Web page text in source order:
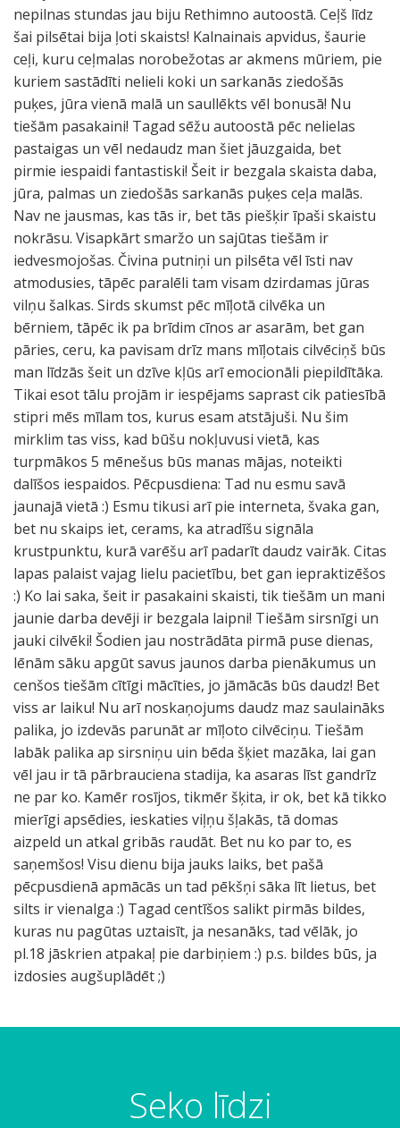
nepilnas stundas jau biju Rethimno autoostā. Ceļš līdz
šai pilsētai bija ļoti skaists! Kalnainais apvidus, šaurie
ceļi, kuru ceļmalas norobežotas ar akmens mūriem, pie
kuriem sastādīti nelieli koki un sarkanās ziedošās
puķes, jūra vienā malā un saullēkts vēl bonusā! Nu
tiešām pasakaini! Tagad sēžu autoostā pēc nelielas
pastaigas un vēl nedaudz man šiet jāuzgaida, bet
pirmie iespaidi fantastiski! Šeit ir bezgala skaista daba,
jūra, palmas un ziedošās sarkanās puķes ceļa malās.
Nav ne jausmas, kas tās ir, bet tās piešķir īpaši skaistu
nokrāsu. Visapkārt smaržo un sajūtas tiešām ir
iedvesmojošas. Čivina putniņi un pilsēta vēl īsti nav
atmodusies, tāpēc paralēli tam visam dzirdamas jūras
vilņu šalkas. Sirds skumst pēc mīļotā cilvēka un
bērniem, tāpēc ik pa brīdim cīnos ar asarām, bet gan
pāries, ceru, ka pavisam drīz mans mīļotais cilvēciņš būs
man līdzās šeit un dzīve kļūs arī emocionāli piepildītāka.
Tikai esot tālu projām ir iespējams saprast cik patiesībā
stipri mēs mīlam tos, kurus esam atstājuši. Nu šim
mirklim tas viss, kad būšu nokļuvusi vietā, kas
turpmākos 5 mēnešus būs manas mājas, noteikti
dalīšos iespaidos. Pēcpusdiena: Tad nu esmu savā
jaunajā vietā :) Esmu tikusi arī pie interneta, švaka gan,
bet nu skaips iet, cerams, ka atradīšu signāla
krustpunktu, kurā varēšu arī padarīt daudz vairāk. Citas
lapas palaist vajag lielu pacietību, bet gan iepraktizēšos
:) Ko lai saka, šeit ir pasakaini skaisti, tik tiešām un mani
jaunie darba devēji ir bezgala laipni! Tiešām sirsnīgi un
jauki cilvēki! Šodien jau nostrādāta pirmā puse dienas,
lēnām sāku apgūt savus jaunos darba pienākumus un
cenšos tiešām cītīgi mācīties, jo jāmācās būs daudz! Bet
viss ar laiku! Nu arī noskaņojums daudz maz saulaināks
palika, jo izdevās parunāt ar mīļoto cilvēciņu. Tiešām
labāk palika ap sirsniņu uin bēda šķiet mazāka, lai gan
vēl jau ir tā pārbrauciena stadija, ka asaras līst gandrīz
ne par ko. Kamēr rosījos, tikmēr šķita, ir ok, bet kā tikko
mierīgi apsēdies, ieskaties viļņu šļakās, tā domas
aizpeld un atkal gribās raudāt. Bet nu ko par to, es
saņemšos! Visu dienu bija jauks laiks, bet pašā
pēcpusdienā apmācās un tad pēkšņi sāka līt lietus, bet
silts ir vienalga :) Tagad centīšos salikt pirmās bildes,
kuras nu pagūtas uztaisīt, ja nesanāks, tad vēlāk, jo
pl.18 jāskrien atpakaļ pie darbiņiem :) p.s. bildes būs, ja
izdosies augšuplādēt ;)
Seko līdzi